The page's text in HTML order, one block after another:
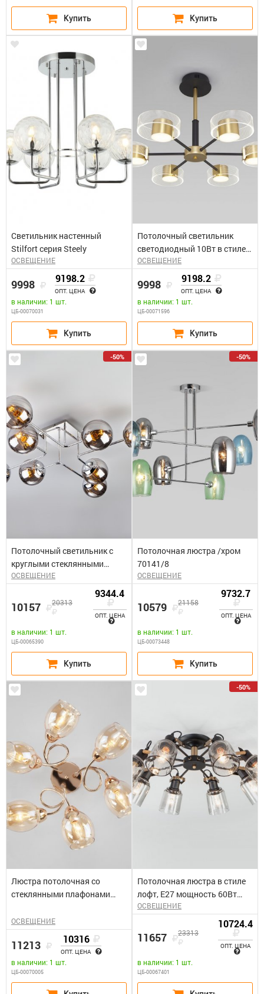
Светильник настенный
Stilfort серия Steely
ОСВЕЩЕНИЕ
9998 9198.2
ОПТ. ЦЕНА
в наличии: 1 шт.
ЦБ-00070031
Потолочный светильник
светодиодный 10Вт в стиле
лофт Jet черный / золото
ОСВЕЩЕНИЕ
9998 9198.2
ОПТ. ЦЕНА
в наличии: 1 шт.
ЦБ-00071596
Потолочный светильник с
круглыми стеклянными
плафонами, Е14 мощность
-50%
ОСВЕЩЕНИЕ
10157 20313
9344.4
ОПТ. ЦЕНА
в наличии: 1 шт.
ЦБ-00065390
Потолочная люстра /хром
70141/8
-50%
ОСВЕЩЕНИЕ
10579 21158
9732.7
ОПТ. ЦЕНА
в наличии: 1 шт.
ЦБ-00073448
Люстра потолочная со
стеклянными плафонами
ОСВЕЩЕНИЕ
11213 10316
ОПТ. ЦЕНА
в наличии: 1 шт.
ЦБ-00070005
Потолочная люстра в стиле
лофт, Е27 мощность 60Вт
/Astor
-50%
ОСВЕЩЕНИЕ
11657 23313
10724.4
ОПТ. ЦЕНА
в наличии: 1 шт.
ЦБ-00067401